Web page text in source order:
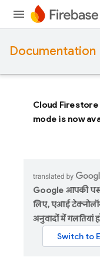
Documentation
Cloud
mode is now
Google आपकी
लिए, एआई
अनुवादों में गलतियां